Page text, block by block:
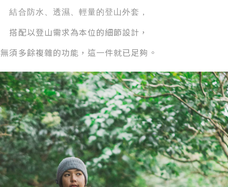
結合防水、透濕、輕量的登山外套，
搭配以登山需求為本位的細節設計，
無須多餘複雜的功能，這一件就已足夠。